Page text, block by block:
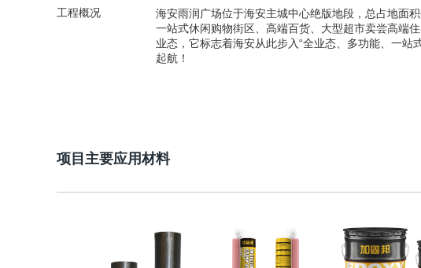
工程概况
海安雨润广场位于海安主城中心绝版地段，总占地面
一站式休闲购物街区、高端百货、大型超市卖尝高端
业态，它标志着海安从此步入“全业态、多功能、一站
起航！
项目主要应用材料